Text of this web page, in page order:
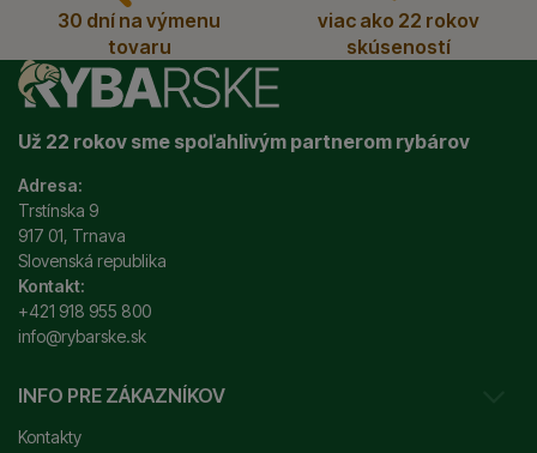
30 dní na výmenu
tovaru
viac ako 22 rokov
skúseností
Už 22 rokov sme spoľahlivým partnerom rybárov
Adresa:
Trstínska 9
917 01, Trnava
Slovenská republika
Kontakt:
+421 918 955 800
info@rybarske.sk
INFO PRE ZÁKAZNÍKOV
Kontakty